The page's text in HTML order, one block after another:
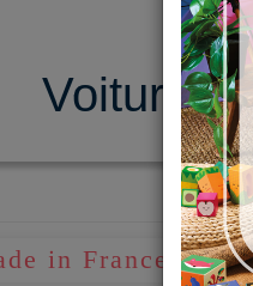
Voiture